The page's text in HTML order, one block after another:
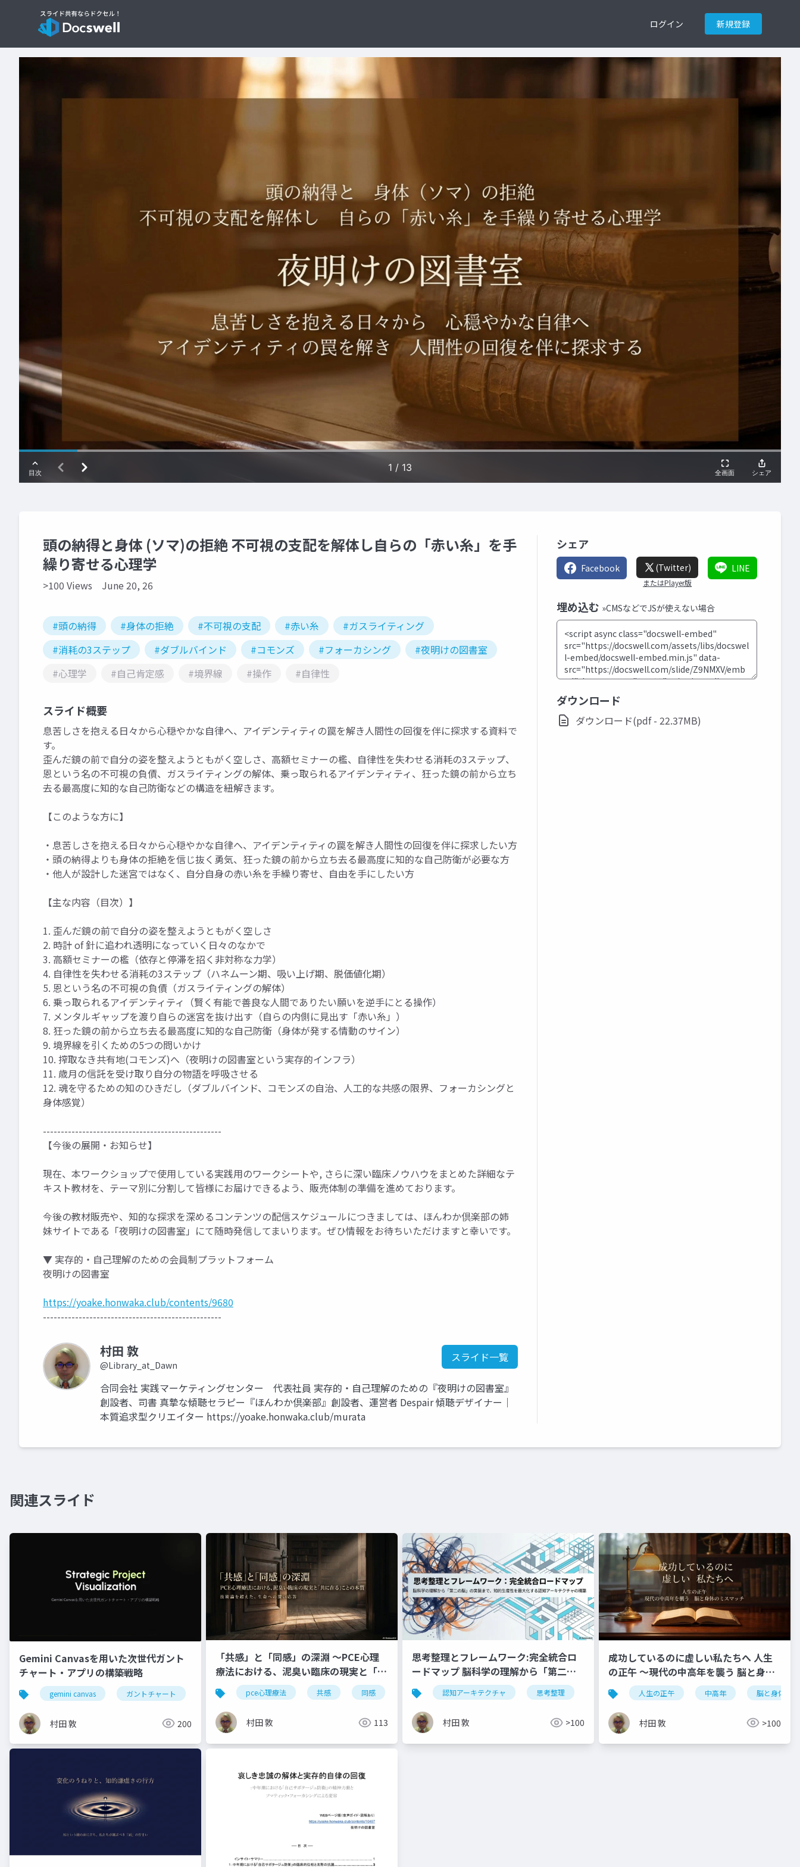
ログイン 新規登録
頭の納得と身体 (ソマ)の拒絶 不可視の支配を解体し自らの「赤い糸」を手
繰り寄せる心理学
>100 Views June 20, 26
#頭の納得 #身体の拒絶 #不可視の支配 #赤い糸
#ガスライティング
#消耗の3ステップ
#ダブルバインド #コモンズ #フォーカシング
#夜明けの図書室
#心理学
#自己肯定感 #境界線 #操作 #自律性
スライド概要
息苦しさを抱える日々から心穏やかな自律へ、アイデンティティの罠を解き人間性の回復を伴に探求する資料で
す。
歪んだ鏡の前で自分の姿を整えようともがく空しさ、高額セミナーの檻、自律性を失わせる消耗の3ステップ、
恩という名の不可視の負債、ガスライティングの解体、乗っ取られるアイデンティティ、狂った鏡の前から立ち
去る最高度に知的な自己防衛などの構造を紐解きます。
【このような方に】
・息苦しさを抱える日々から心穏やかな自律へ、アイデンティティの罠を解き人間性の回復を伴に探求したい方
・頭の納得よりも身体の拒絶を信じ抜く勇気、狂った鏡の前から立ち去る最高度に知的な自己防衛が必要な方
・他人が設計した迷宮ではなく、自分自身の赤い糸を手繰り寄せ、自由を手にしたい方
【主な内容（目次）】
1. 歪んだ鏡の前で自分の姿を整えようともがく空しさ
2. 時計 of 針に追われ透明になっていく日々のなかで
3. 高額セミナーの檻（依存と停滞を招く非対称な力学）
4. 自律性を失わせる消耗の3ステップ（ハネムーン期、吸い上げ期、脱価値化期）
5. 恩という名の不可視の負債（ガスライティングの解体）
6. 乗っ取られるアイデンティティ（賢く有能で善良な人間でありたい願いを逆手にとる操作）
7. メンタルギャップを渡り自らの迷宮を抜け出す（自らの内側に見出す「赤い糸」）
8. 狂った鏡の前から立ち去る最高度に知的な自己防衛（身体が発する情動のサイン）
9. 境界線を引くための5つの問いかけ
10. 搾取なき共有地(コモンズ)へ（夜明けの図書室という実存的インフラ）
11. 歳月の信託を受け取り自分の物語を呼吸させる
12. 魂を守るための知のひきだし（ダブルバインド、コモンズの自治、人工的な共感の限界、フォーカシングと
身体感覚）
--------------------------------------------------
【今後の展開・お知らせ】
現在、本ワークショップで使用している実践用のワークシートや, さらに深い臨床ノウハウをまとめた詳細なテ
キスト教材を、テーマ別に分割して皆様にお届けできるよう、販売体制の準備を進めております。
今後の教材販売や、知的な探求を深めるコンテンツの配信スケジュールにつきましては、ほんわか倶楽部の姉
妹サイトである「夜明けの図書室」にて随時発信してまいります。ぜひ情報をお待ちいただけますと幸いです。
▼ 実存的・自己理解のための会員制プラットフォーム
夜明けの図書室
https://yoake.honwaka.club/contents/9680
--------------------------------------------------
村田 敦
@Library_at_Dawn
スライド一覧
合同会社 実践マーケティングセンター 代表社員 実存的・自己理解のための『夜明けの図書室』
創設者、司書 真摯な傾聴セラピー『ほんわか倶楽部』創設者、運営者 Despair 傾聴デザイナー｜
本質追求型クリエイター https://yoake.honwaka.club/murata
シェア
Facebook (Twitter)
またはPlayer版
LINE
埋め込む »CMSなどでJSが使えない場合
ダウンロード
ダウンロード(pdf - 22.37MB)
関連スライド
Gemini Canvasを用いた次世代ガント
チャート・アプリの構築戦略
gemini canvas ガントチャート プロジェクト管理 動的タイムライン 依存関係のマップ リアルタイム編集 システム・アーキテクチャ 開発ロードマップ ベストプラ
村田 敦 200
「共感」と「同感」の深淵 〜PCE心理
療法における、泥臭い臨床の現実と「共
に在る」ことの本質〜
pce心理療法 共感 同感 フェルトセンス ceps-as exp scale eft フォーカシング 対人援助 臨床
村田 敦 113
思考整理とフレームワーク:完全統合ロ
ードマップ 脳科学の理解から「第二の
脳」の実装まで、知的生産性を最大化す
る認知アーキテクチャの構築
認知アーキテクチャ 思考整理 第二の脳 認知負荷理論 コグニティブ・オフ
村田 敦 >100
成功しているのに虚しい私たちへ 人生
の正午 〜現代の中高年を襲う 脳と身体
のミスマッチ〜
人生の正午 中高年 脳と身体の
村田 敦 >100